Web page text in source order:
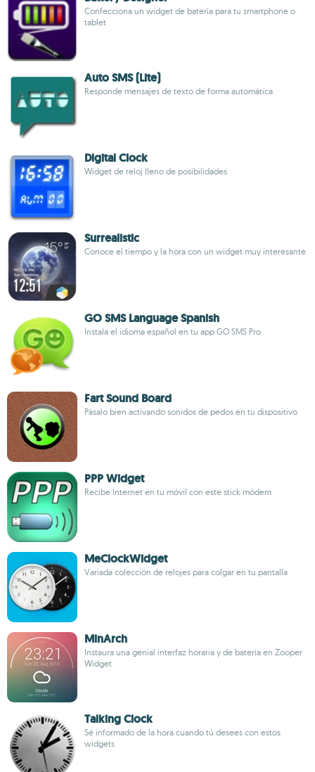
Confecciona un widget de batería para tu smartphone o
tablet
Auto SMS (Lite)
Responde mensajes de texto de forma automática
Digital Clock
Widget de reloj lleno de posibilidades
Surrealistic
Conoce el tiempo y la hora con un widget muy interesante
GO SMS Language Spanish
Instala el idioma español en tu app GO SMS Pro
Fart Sound Board
Pásalo bien activando sonidos de pedos en tu dispositivo
PPP Widget
Recibe Internet en tu móvil con este stick módem
MeClockWidget
Variada colección de relojes para colgar en tu pantalla
MinArch
Instaura una genial interfaz horaria y de batería en Zooper
Widget
Talking Clock
Sé informado de la hora cuando tú desees con estos
widgets